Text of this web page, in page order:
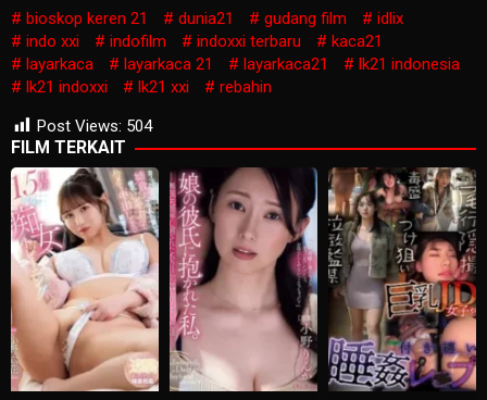
bioskop keren 21
dunia21 gudang film
idlix
indo xxi
indofilm indoxxi terbaru
kaca21
layarkaca
layarkaca 21 layarkaca21
lk21 indonesia
lk21 indoxxi
lk21 xxi
rebahin
Post Views: 504
FILM TERKAIT